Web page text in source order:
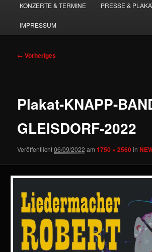
KONZERTE & TERMINE PRESSE &
IMPRESSUM
Bilder-
← Vorheriges
Plakat-KNAPP-
GLEISDORF-2022
Veröffentlicht06/09/2022 am1750 × 2560in